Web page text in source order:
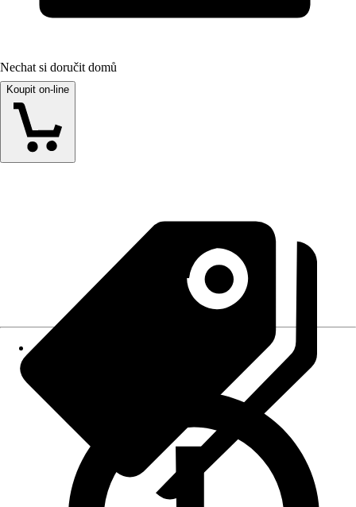
Nechat si doručit domů
Koupit on-line